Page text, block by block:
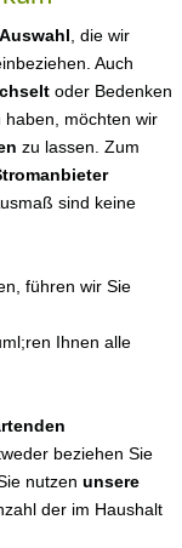
, die wir
Auch
oder Bedenken
haben, möchten wir
zu lassen. Zum
sind keine
führen wir Sie
Ihnen alle
beziehen Sie
nutzen unsere
der im Haushalt